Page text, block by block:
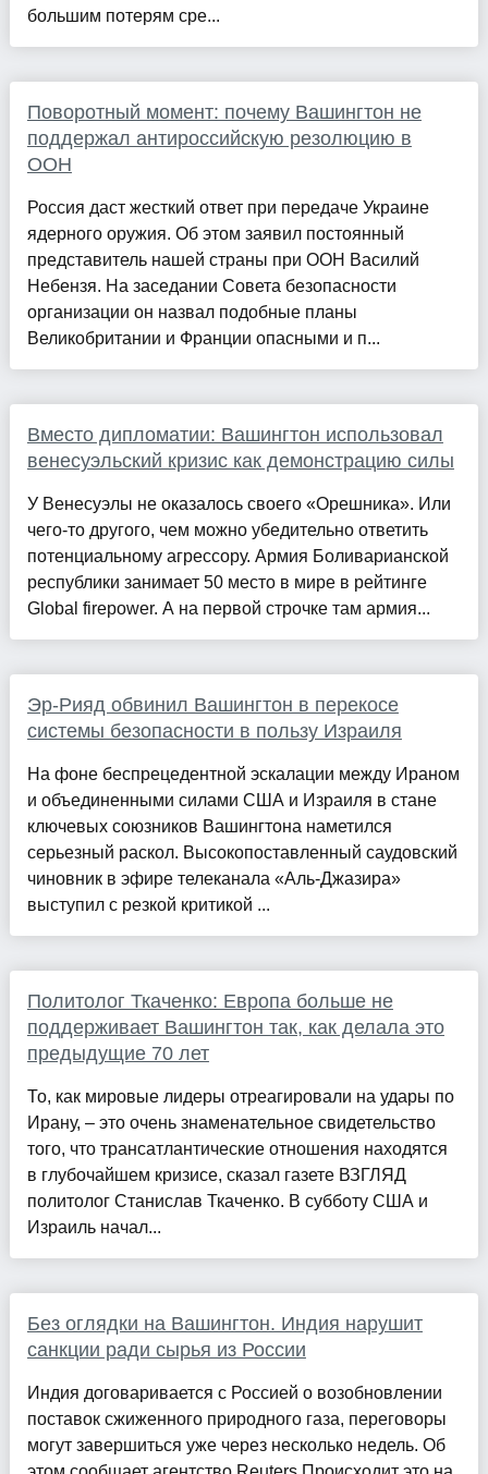
большим потерям сре...
Поворотный момент: почему Вашингтон не
поддержал антироссийскую резолюцию в
ООН
Россия даст жесткий ответ при передаче Украине
ядерного оружия. Об этом заявил постоянный
представитель нашей страны при ООН Василий
Небензя. На заседании Совета безопасности
организации он назвал подобные планы
Великобритании и Франции опасными и п...
Вместо дипломатии: Вашингтон использовал
венесуэльский кризис как демонстрацию силы
У Венесуэлы не оказалось своего «Орешника». Или
чего-то другого, чем можно убедительно ответить
потенциальному агрессору. Армия Боливарианской
республики занимает 50 место в мире в рейтинге
Global firepower. А на первой строчке там армия...
Эр-Рияд обвинил Вашингтон в перекосе
системы безопасности в пользу Израиля
На фоне беспрецедентной эскалации между Ираном
и объединенными силами США и Израиля в стане
ключевых союзников Вашингтона наметился
серьезный раскол. Высокопоставленный саудовский
чиновник в эфире телеканала «Аль-Джазира»
выступил с резкой критикой ...
Политолог Ткаченко: Европа больше не
поддерживает Вашингтон так, как делала это
предыдущие 70 лет
То, как мировые лидеры отреагировали на удары по
Ирану, – это очень знаменательное свидетельство
того, что трансатлантические отношения находятся
в глубочайшем кризисе, сказал газете ВЗГЛЯД
политолог Станислав Ткаченко. В субботу США и
Израиль начал...
Без оглядки на Вашингтон. Индия нарушит
санкции ради сырья из России
Индия договаривается с Россией о возобновлении
поставок сжиженного природного газа, переговоры
могут завершиться уже через несколько недель. Об